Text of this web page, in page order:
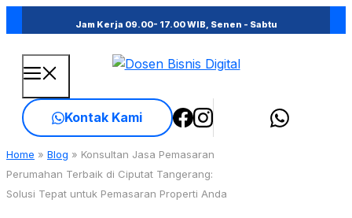
to
content
Jam Kerja 09.00- 17.00 WIB, Senen - Sabtu
Kontak Kami
Home » Blog » Konsultan Jasa Pemasaran
Perumahan Terbaik di Ciputat Tangerang:
Solusi Tepat untuk Pemasaran Properti Anda